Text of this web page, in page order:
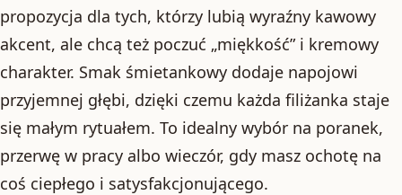
propozycja dla tych, którzy lubią wyraźny kawowy
akcent, ale chcą też poczuć „miękkość” i kremowy
charakter. Smak śmietankowy dodaje napojowi
przyjemnej głębi, dzięki czemu każda filiżanka staje
się małym rytuałem. To idealny wybór na poranek,
przerwę w pracy albo wieczór, gdy masz ochotę na
coś ciepłego i satysfakcjonującego.